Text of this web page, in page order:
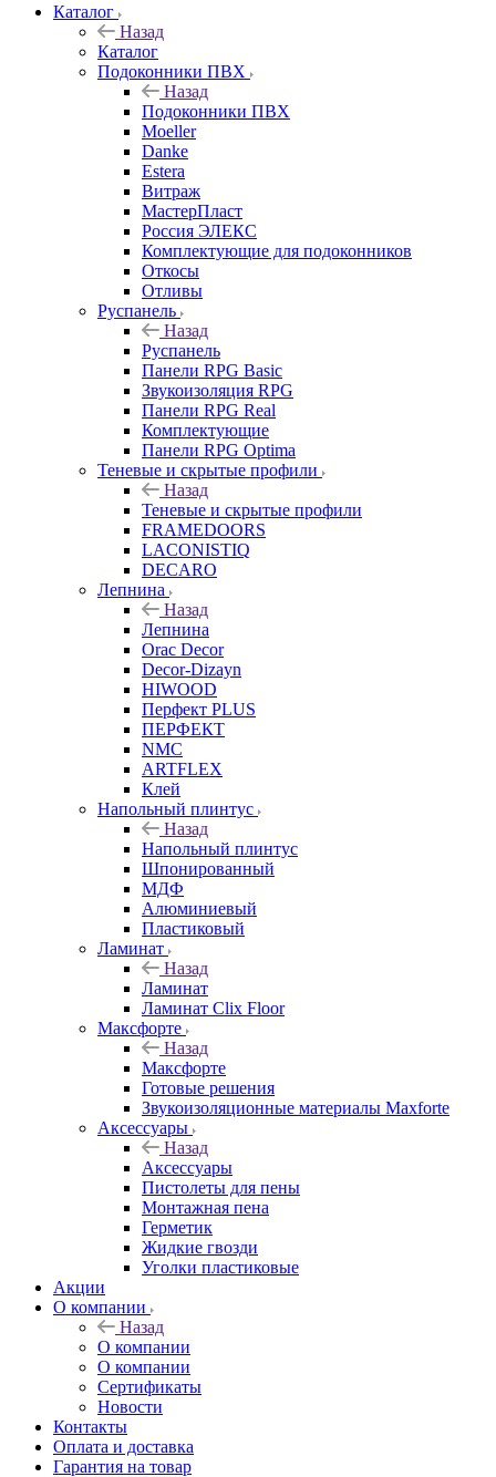
Каталог
Назад
Каталог
Подоконники ПВХ
Назад
Подоконники ПВХ
Moeller
Danke
Estera
Витраж
МастерПласт
Россия ЭЛЕКС
Комплектующие для подоконников
Откосы
Отливы
Руспанель
Назад
Руспанель
Панели RPG Basic
Звукоизоляция RPG
Панели RPG Real
Комплектующие
Панели RPG Optima
Теневые и скрытые профили
Назад
Теневые и скрытые профили
FRAMEDOORS
LACONISTIQ
DECARO
Лепнина
Назад
Лепнина
Orac Decor
Decor-Dizayn
HIWOOD
Перфект PLUS
ПЕРФЕКТ
NMC
ARTFLEX
Клей
Напольный плинтус
Назад
Напольный плинтус
Шпонированный
МДФ
Алюминиевый
Пластиковый
Ламинат
Назад
Ламинат
Ламинат Clix Floor
Максфорте
Назад
Максфорте
Готовые решения
Звукоизоляционные материалы Maxforte
Аксессуары
Назад
Аксессуары
Пистолеты для пены
Монтажная пена
Герметик
Жидкие гвозди
Уголки пластиковые
Акции
О компании
Назад
О компании
О компании
Сертификаты
Новости
Контакты
Оплата и доставка
Гарантия на товар